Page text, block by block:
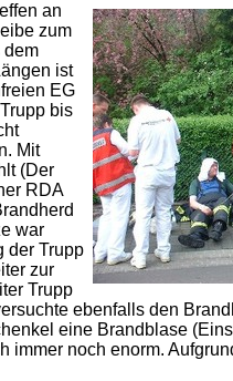
an
zum
dem
ist
EG
bis
Mit
(Der
RDA
war
der Trupp
zur
Trupp
ebenfalls den
eine Brandblase
immer noch enorm.